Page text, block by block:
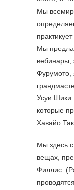
Мы
Мы
вебинары,
Усуи Шики
которые
Хавайо
Мы здесь
вещах,
Филлис.